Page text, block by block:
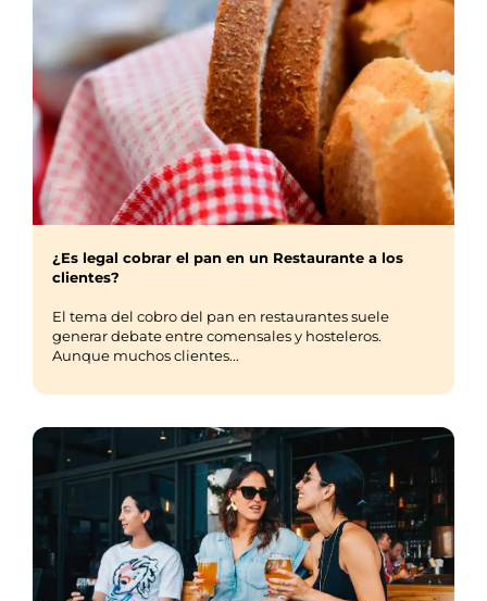
¿Es legal cobrar el pan en un Restaurante a los
clientes?
El tema del cobro del pan en restaurantes suele
generar debate entre comensales y hosteleros.
Aunque muchos clientes...